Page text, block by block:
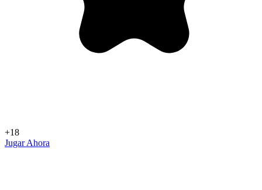
+18
Jugar Ahora